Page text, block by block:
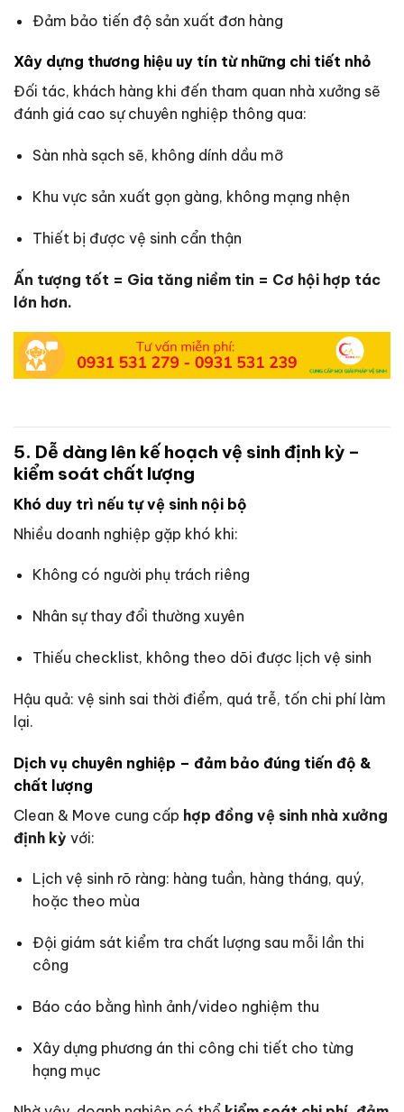
Đảm bảo tiến độ sản xuất đơn hàng
Xây dựng thương hiệu uy tín từ những chi tiết nhỏ
Đối tác, khách hàng khi đến tham quan nhà xưởng sẽ
đánh giá cao sự chuyên nghiệp thông qua:
Sàn nhà sạch sẽ, không dính dầu mỡ
Khu vực sản xuất gọn gàng, không mạng nhện
Thiết bị được vệ sinh cẩn thận
Ấn tượng tốt = Gia tăng niềm tin = Cơ hội hợp tác
lớn hơn.
5. Dễ dàng lên kế hoạch vệ sinh định kỳ –
kiểm soát chất lượng
Khó duy trì nếu tự vệ sinh nội bộ
Nhiều doanh nghiệp gặp khó khi:
Không có người phụ trách riêng
Nhân sự thay đổi thường xuyên
Thiếu checklist, không theo dõi được lịch vệ sinh
Hậu quả: vệ sinh sai thời điểm, quá trễ, tốn chi phí làm
lại.
Dịch vụ chuyên nghiệp – đảm bảo đúng tiến độ &
chất lượng
Clean & Move cung cấp hợp đồng vệ sinh nhà xưởng
định kỳ với:
Lịch vệ sinh rõ ràng: hàng tuần, hàng tháng, quý,
hoặc theo mùa
Đội giám sát kiểm tra chất lượng sau mỗi lần thi
công
Báo cáo bằng hình ảnh/video nghiệm thu
Xây dựng phương án thi công chi tiết cho từng
hạng mục